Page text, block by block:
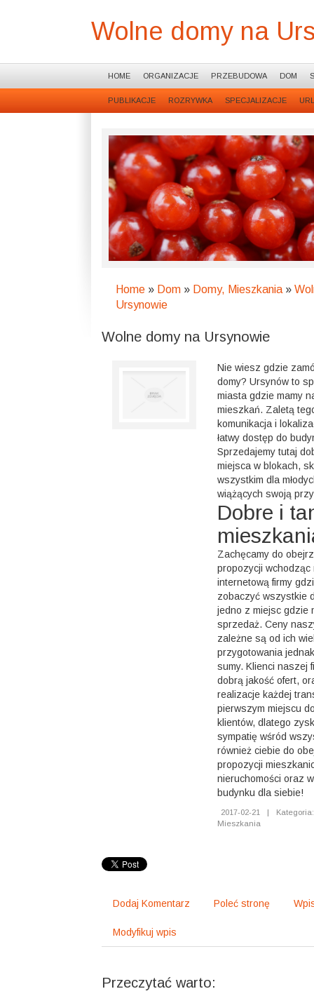
Wolne domy na
HOME ORGANIZACJE PRZEBUDOWA DOM
PUBLIKACJE ROZRYWKA SPECJALIZACJE
Home » Dom » Domy, Mieszkania »
Ursynowie
Wolne domy na Ursynowie
Nie wiesz gdzie
domy? Ursynów to
miasta gdzie mamy
mieszkań. Zaletą
komunikacja i
łatwy dostęp do
Sprzedajemy tutaj
miejsca w blokach,
wszystkim dla
wiążących swoją
Dobre i
Zachęcamy do
propozycji wchodząc
internetową firmy
zobaczyć wszystkie
jedno z miejsc gdzie
sprzedaż. Ceny
zależne są od ich
przygotowania
sumy. Klienci naszej
dobrą jakość ofert,
realizacje każdej
pierwszym miejscu
klientów, dlatego
sympatię wśród
również ciebie do
propozycji
nieruchomości oraz
budynku dla siebie!
2017-02-21 |
Mieszkania
Dodaj Komentarz Poleć stronę
Modyfikuj wpis
Przeczytać warto: